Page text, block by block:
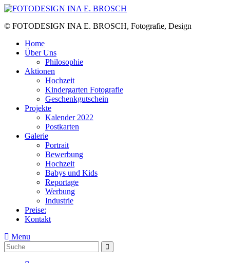
Skip
the
© FOTODESIGN INA E. BROSCH, Fotografie, Design
Home
Über Uns
Philosophie
Aktionen
Hochzeit
Kindergarten Fotografie
Geschenkgutschein
Projekte
Kalender 2022
Postkarten
Galerie
Portrait
Bewerbung
Hochzeit
Babys und Kids
Reportage
Werbung
Industrie
Preise:
Kontakt
Menu
Suche
nach: